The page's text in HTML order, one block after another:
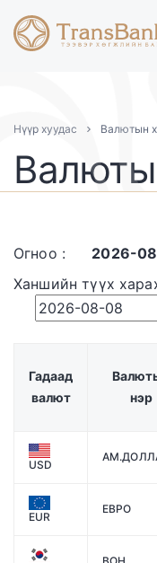
Нүүр хуудас Валютын
Ханшийн түүх
Огноо : 2026-
Гадаад
валют
нэр
USD
EUR
ЕВРО